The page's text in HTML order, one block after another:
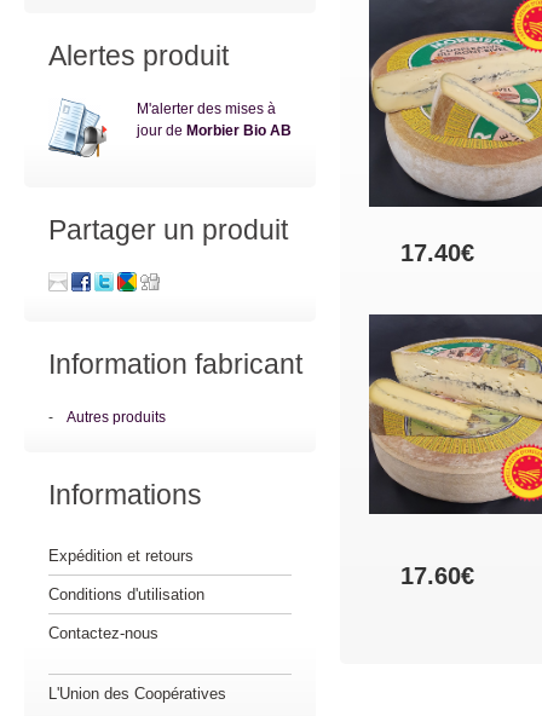
17.40€
17.60€
Alertes produit
M'alerter des mises à
jour de Morbier Bio AB
Partager un produit
Information fabricant
- Autres produits
Informations
Expédition et retours
Conditions d'utilisation
Contactez-nous
L'Union des Coopératives